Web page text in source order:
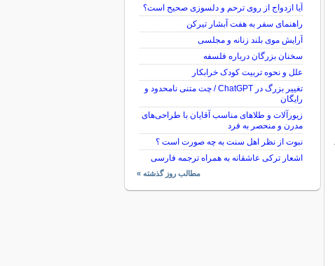
آیا ازدواج از روی ترحم و دلسوزی صحیح است؟
راهنمای سفر به هفت آبشار تیرکن
آرایش موی بلند زنانه و مجلسی
سخنان بزرگان درباره فلسفه
علل و نحوه تربیت کودک خرابکار
تغییر بزرگ در ChatGPT / چت متنی نامحدود و
رایگان
زیورآلات و طلاهای مناسب آقایان با طراحی‌های
مدرن و منحصر به فرد
نبوت از نظر اهل سنت به چه صورت است ؟
اشعار ترکی عاشقانه به همراه ترجمه فارسی
مطالب روز گذشته »